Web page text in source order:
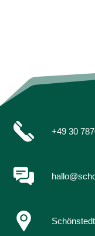
+49 30